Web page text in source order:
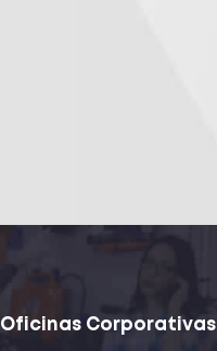
Oficinas Corporativas